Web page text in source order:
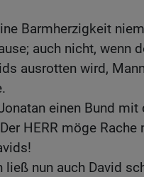
Barmherzigkeit
auch nicht, wenn
ausrotten wird,
einen Bund mit
HERR möge Rache
ließ nun auch David